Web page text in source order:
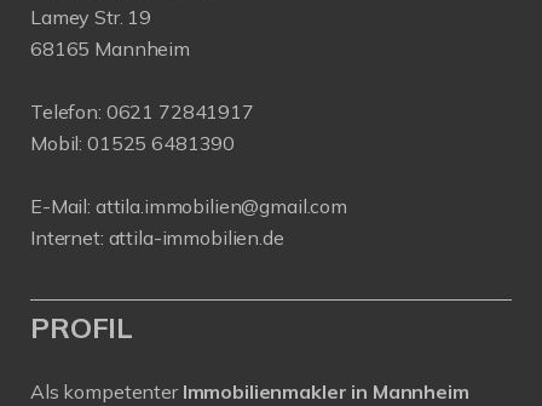
Lamey Str. 19
68165 Mannheim
Telefon: 0621 72841917
Mobil: 01525 6481390
E-Mail: attila.immobilien@gmail.com
Internet: attila-immobilien.de
PROFIL
Als kompetenter Immobilienmakler in Mannheim